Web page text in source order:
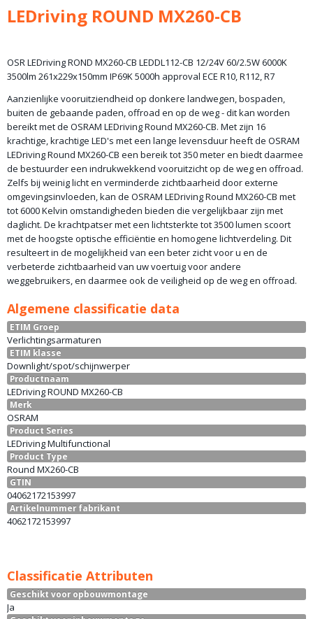
LEDriving ROUND MX260-CB
OSR LEDriving ROND MX260-CB LEDDL112-CB 12/24V 60/2.5W 6000K
3500lm 261x229x150mm IP69K 5000h approval ECE R10, R112, R7
Aanzienlijke vooruitziendheid op donkere landwegen, bospaden,
buiten de gebaande paden, offroad en op de weg - dit kan worden
bereikt met de OSRAM LEDriving Round MX260-CB. Met zijn 16
krachtige, krachtige LED's met een lange levensduur heeft de OSRAM
LEDriving Round MX260-CB een bereik tot 350 meter en biedt daarmee
de bestuurder een indrukwekkend vooruitzicht op de weg en offroad.
Zelfs bij weinig licht en verminderde zichtbaarheid door externe
omgevingsinvloeden, kan de OSRAM LEDriving Round MX260-CB met
tot 6000 Kelvin omstandigheden bieden die vergelijkbaar zijn met
daglicht. De krachtpatser met een lichtsterkte tot 3500 lumen scoort
met de hoogste optische efficiëntie en homogene lichtverdeling. Dit
resulteert in de mogelijkheid van een beter zicht voor u en de
verbeterde zichtbaarheid van uw voertuig voor andere
weggebruikers, en daarmee ook de veiligheid op de weg en offroad.
Algemene classificatie data
ETIM Groep
Verlichtingsarmaturen
ETIM klasse
Downlight/spot/schijnwerper
Productnaam
LEDriving ROUND MX260-CB
Merk
OSRAM
Product Series
LEDriving Multifunctional
Product Type
Round MX260-CB
GTIN
04062172153997
Artikelnummer fabrikant
4062172153997
Classificatie Attributen
Geschikt voor opbouwmontage
Ja